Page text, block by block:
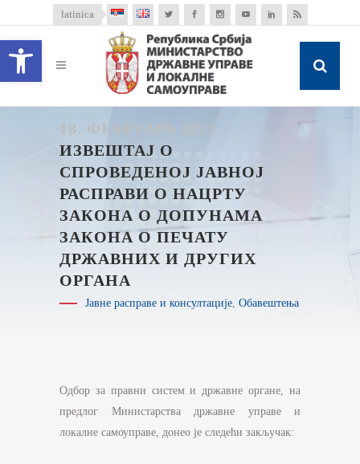
Open toolbar
latinica
18. ФЕБРУАРА 2021.
ИЗВЕШТАЈ О
СПРОВЕДЕНОЈ ЈАВНОЈ
РАСПРАВИ О НАЦРТУ
ЗАКОНА О ДОПУНАМА
ЗАКОНА О ПЕЧАТУ
ДРЖАВНИХ И ДРУГИХ
ОРГАНА
Јавне расправе и консултације, Обавештења
Одбор за правни систем и државне органе, на
предлог Министарства државне управе и
локалне самоуправе, донео је следећи закључак: